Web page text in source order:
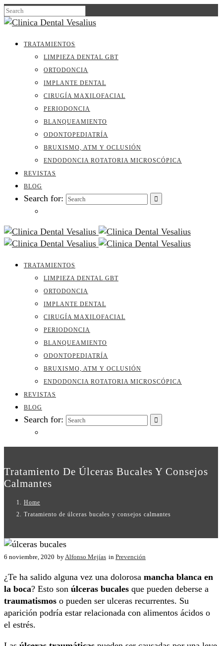
TRATAMIENTOS
LIMPIEZA DENTAL GBT
ORTODONCIA
IMPLANTE DENTAL
CIRUGÍA MAXILOFACIAL
PERIODONCIA
BLANQUEAMIENTO
ODONTOPEDIATRÍA
BRUXISMO, ATM Y OCLUSIÓN
ENDODONCIA ROTATORIA MICROSCÓPICA
REVISTAS
BLOG
Search for:
TRATAMIENTOS
LIMPIEZA DENTAL GBT
ORTODONCIA
IMPLANTE DENTAL
CIRUGÍA MAXILOFACIAL
PERIODONCIA
BLANQUEAMIENTO
ODONTOPEDIATRÍA
BRUXISMO, ATM Y OCLUSIÓN
ENDODONCIA ROTATORIA MICROSCÓPICA
REVISTAS
BLOG
Search for:
Tratamiento De Úlceras Bucales Y Consejos
Calmantes
Home
Tratamiento de úlceras bucales y consejos calmantes
6 noviembre, 2020 byAlfonso Mejías in Prevención
¿Te ha salido alguna vez una dolorosa mancha blanca en
la boca? Esto son úlceras bucales que pueden deberse a
traumatismos o pueden ser ulceras recurrentes. Su
aparición podría estar relacionada con alimentos ácidos o
el estrés.